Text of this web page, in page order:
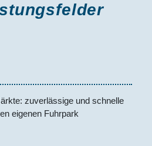
zuverlässige und schnelle
eigenen Fuhrpark